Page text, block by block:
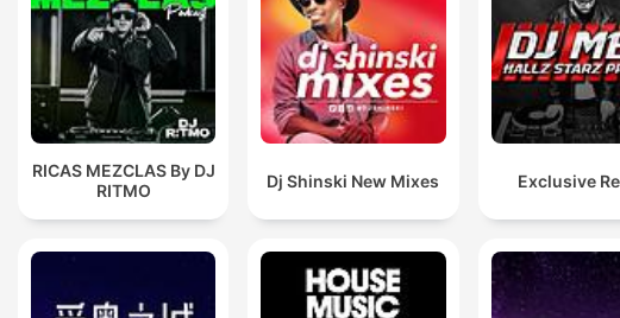
RICAS MEZCLAS By DJ
RITMO
Dj Shinski New Mixes Exclusive